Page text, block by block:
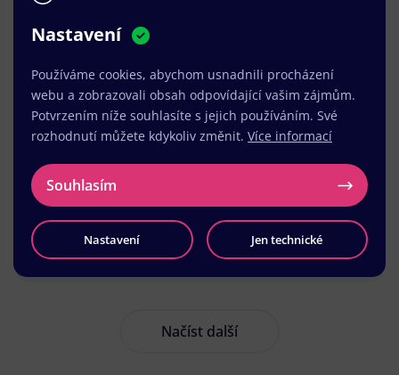
Načíst další
Nastavení
Používáme cookies, abychom usnadnili procházení
webu a zobrazovali obsah odpovídající vašim zájmům.
Potvrzením níže souhlasíte s jejich používáním. Své
rozhodnutí můžete kdykoliv změnit. Více informací
Souhlasím
Nastavení Jen technické